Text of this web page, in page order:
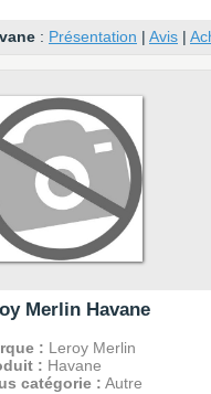
: Présentation | Avis |
Merlin Havane
: Leroy Merlin
: Havane
catégorie : Autre